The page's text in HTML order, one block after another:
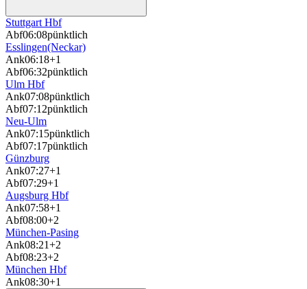
Stuttgart Hbf
Abf06:08pünktlich
Esslingen(Neckar)
Ank06:18+1
Abf06:32pünktlich
Ulm Hbf
Ank07:08pünktlich
Abf07:12pünktlich
Neu-Ulm
Ank07:15pünktlich
Abf07:17pünktlich
Günzburg
Ank07:27+1
Abf07:29+1
Augsburg Hbf
Ank07:58+1
Abf08:00+2
München-Pasing
Ank08:21+2
Abf08:23+2
München Hbf
Ank08:30+1